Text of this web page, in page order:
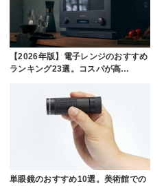
【2026年版】電子レンジのおすすめ
ランキング23選。コスパが高…
単眼鏡のおすすめ10選。美術館での